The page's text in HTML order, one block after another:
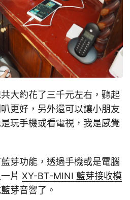
大約花了三千元左右，聽起
更好，另外還可以讓小朋友
玩手機或看電視，我是感覺
芽功能，透過手機或是電腦
片 XY-BT-MINI 藍芽接收模
芽音響了。